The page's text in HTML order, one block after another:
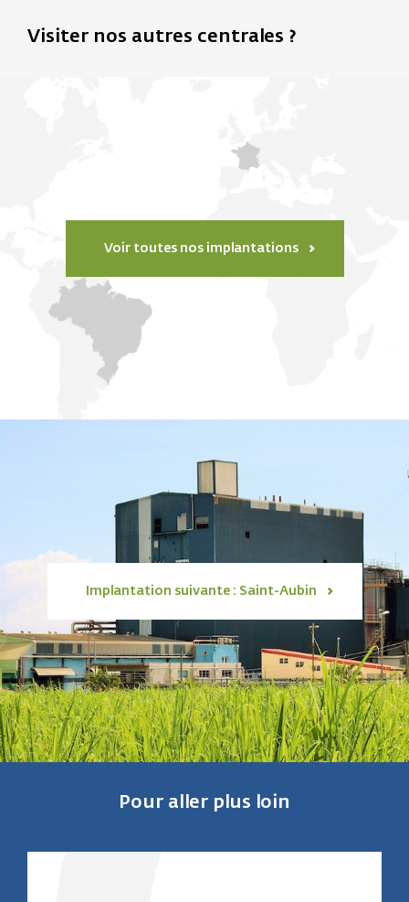
Visiter nos autres centrales ?
Voir toutes nos implantations
Implantation suivante : Saint-Aubin
Pour aller plus loin